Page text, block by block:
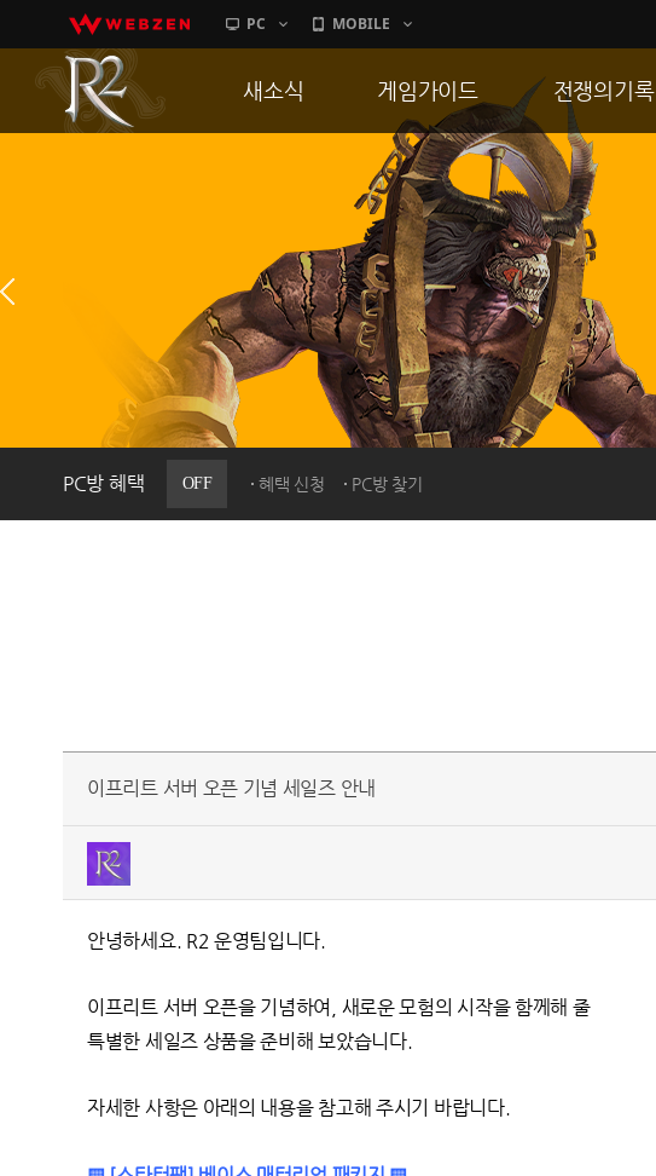
PC MOBILE
PC방 혜택 OFF 혜택 신청 PC방 찾기
새소식
이벤트
히스토리
PC방으로간다
게임가이드
게임 특징
서버가이드
신병훈련소
세부가이드
통합보급센터
전쟁의기록
통합 길드전
공성 & 스팟
랭킹
R2Match
이프리트 서버 오픈 기념 세일즈 안내
안녕하세요. R2 운영팀입니다.
이프리트 서버 오픈을 기념하여, 새로운 모험의 시작을 함께해 줄
특별한 세일즈 상품을 준비해 보았습니다.
자세한 사항은 아래의 내용을 참고해 주시기 바랍니다.